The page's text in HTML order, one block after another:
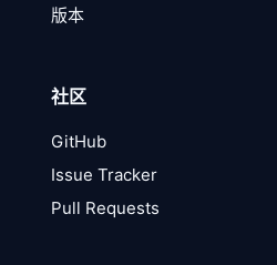
版本
社区
GitHub
Issue Tracker
Pull Requests